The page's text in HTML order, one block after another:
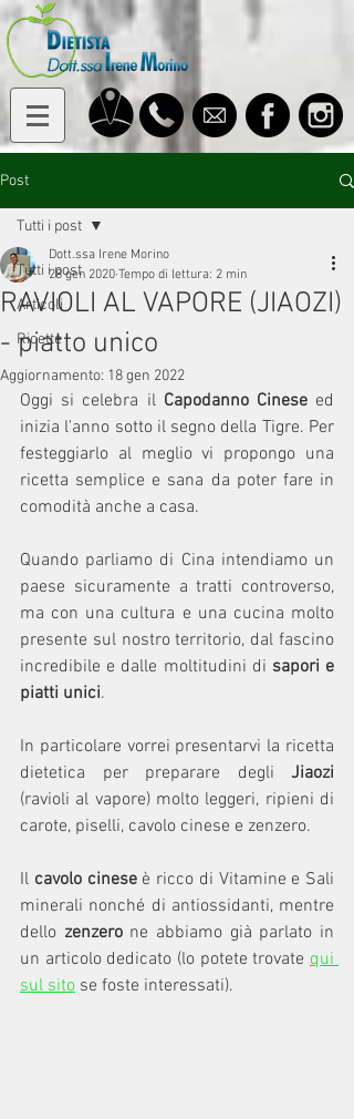
Post
Tutti i post
Articoli
Ricette
Tutti i post
RAVIOLI AL VAPORE (JIAOZI)
- piatto unico
Dott.ssa Irene Morino
28 gen 2020 Tempo di lettura: 2 min
Aggiornamento: 18 gen 2022
Oggi si celebra il Capodanno Cinese ed
inizia l'anno sotto il segno della Tigre. Per
festeggiarlo al meglio vi propongo una
ricetta semplice e sana da poter fare in
comodità anche a casa.
Quando parliamo di Cina intendiamo un
paese sicuramente a tratti controverso,
ma con una cultura e una cucina molto
presente sul nostro territorio, dal fascino
incredibile e dalle moltitudini di sapori e
piatti unici.
In particolare vorrei presentarvi la ricetta
dietetica per preparare degli Jiaozi
(ravioli al vapore) molto leggeri, ripieni di
carote, piselli, cavolo cinese e zenzero.
Il cavolo cinese è ricco di Vitamine e Sali
minerali nonché di antiossidanti, mentre
dello zenzero ne abbiamo già parlato in
un articolo dedicato (lo potete trovate qui
sul sito se foste interessati).